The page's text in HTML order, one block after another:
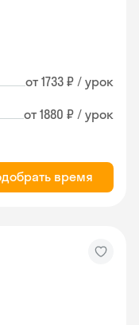
от 1733 ₽ / урок
от 1880 ₽ / урок
время